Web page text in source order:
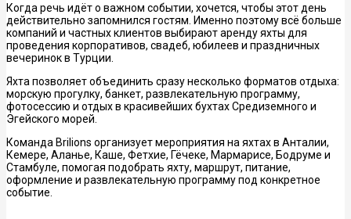
Когда речь идёт о важном событии, хочется, чтобы этот день
действительно запомнился гостям. Именно поэтому всё больше
компаний и частных клиентов выбирают аренду яхты для
проведения корпоративов, свадеб, юбилеев и праздничных
вечеринок в Турции.
Яхта позволяет объединить сразу несколько форматов отдыха:
морскую прогулку, банкет, развлекательную программу,
фотосессию и отдых в красивейших бухтах Средиземного и
Эгейского морей.
Команда Brilions организует мероприятия на яхтах в Анталии,
Кемере, Аланье, Каше, Фетхие, Гёчеке, Мармарисе, Бодруме и
Стамбуле, помогая подобрать яхту, маршрут, питание,
оформление и развлекательную программу под конкретное
событие.